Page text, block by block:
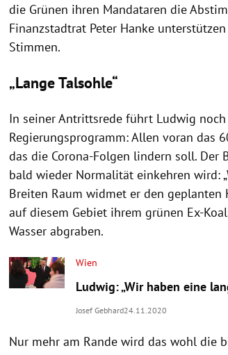
die Grünen ihren Mandataren die
Finanzstadtrat Peter Hanke
Stimmen.
„Lange Talsohle“
In seiner Antrittsrede führt Ludwig
Regierungsprogramm: Allen voran das
das die Corona-Folgen lindern soll. Der
bald wieder Normalität einkehren wird:
Breiten Raum widmet er den
auf diesem Gebiet ihrem grünen Ex-
Wasser abgraben.
Wien
Ludwig: „Wir haben eine
Josef Gebhard24.11.2020
Nur mehr am Rande wird das wohl die